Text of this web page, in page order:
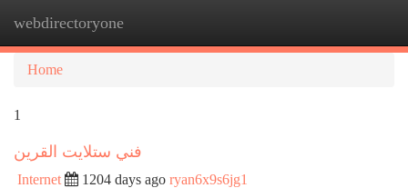
webdirectoryone
Home
1
فني ستلايت القرين
Internet 1204 days ago ryan6x9s6jg1